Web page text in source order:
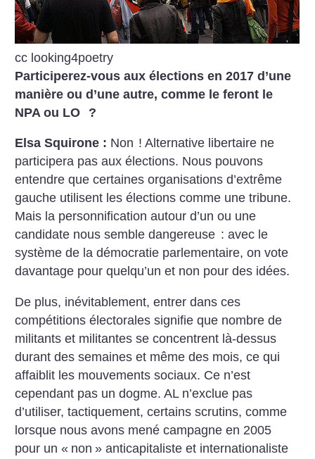
cc looking4poetry
Participerez-vous aux élections en 2017 d’une
manière ou d’une autre, comme le feront le
NPA ou LO
?
Elsa Squirone : Non ! Alternative libertaire ne
participera pas aux élections. Nous pouvons
entendre que certaines organisations d’extrême
gauche utilisent les élections comme une tribune.
Mais la personnification autour d’un ou une
candidate nous semble dangereuse : avec le
système de la démocratie parlementaire, on vote
davantage pour quelqu’un et non pour des idées.
De plus, inévitablement, entrer dans ces
compétitions électorales signifie que nombre de
militants et militantes se concentrent là-dessus
durant des semaines et même des mois, ce qui
affaiblit les mouvements sociaux. Ce n’est
cependant pas un dogme. AL n’exclue pas
d’utiliser, tactiquement, certains scrutins, comme
lorsque nous avons mené campagne en 2005
pour un « non » anticapitaliste et internationaliste